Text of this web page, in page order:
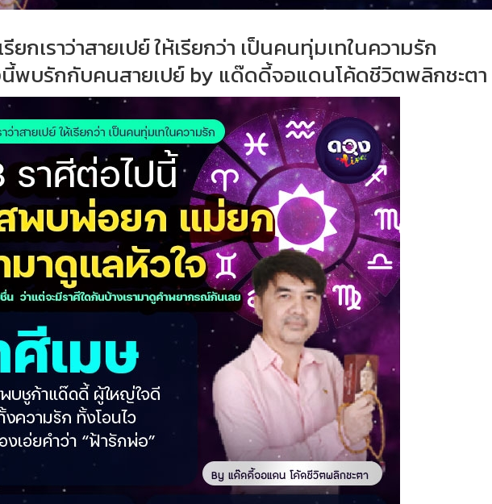
รียกเราว่าสายเปย์ ให้เรียกว่า เป็นคนทุ่มเทในความรัก
นี้พบรักกับคนสายเปย์ by แด๊ดดี้จอแดนโค้ดชีวิตพลิกชะตา